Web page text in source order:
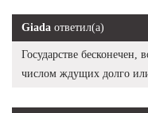
Giada ответил(а)
Государстве бесконечен,
числом ждущих долго